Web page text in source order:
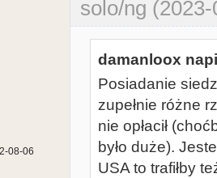
solo/ng
08-06
damanloox
Posiadanie
zupełnie różne
nie opłacił
było duże).
USA to trafiłby